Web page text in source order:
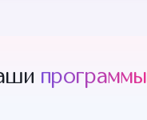
программы